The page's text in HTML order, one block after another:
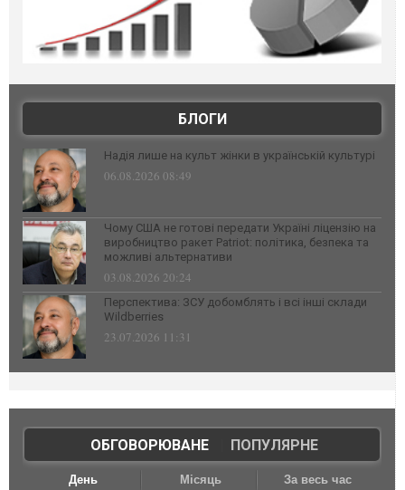
БЛОГИ
Надія лише на культ жінки в українській культурі
06.08.2026 08:49
Чому США не готові передати Україні ліцензію на
виробництво ракет Patriot: політика, безпека та
можливі альтернативи
03.08.2026 20:24
Перспектива: ЗСУ добомблять і всі інші склади
Wildberries
23.07.2026 11:31
ОБГОВОРЮВАНЕ| ПОПУЛЯРНЕ
День Місяць За весь час